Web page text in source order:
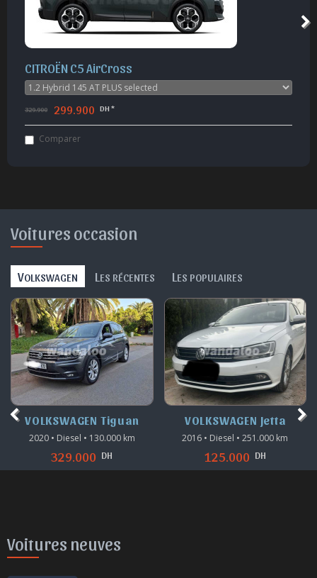
KIA Sorento
465.000 379.900 DH *
Comparer
Voitures occasion
VOLKSWAGEN L ES RÉCENTES L ES POPULAIRES
VOLKSWAGEN Tiguan
2020 • Diesel • 130.000 km
329.000 DH
VOLKSWAGEN Jetta
2016 • Diesel • 251.000 km
125.000 DH
Voitures neuves